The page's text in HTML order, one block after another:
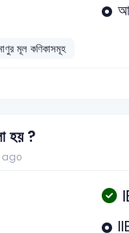
মূল কণিকাসমূহ
হয় ?
ago